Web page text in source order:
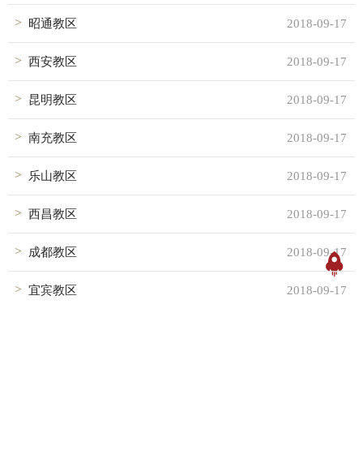
2018-09-17
昭通教区
2018-09-17
西安教区
2018-09-17
昆明教区
2018-09-17
南充教区
2018-09-17
乐山教区
2018-09-17
西昌教区
2018-09-17
成都教区
2018-09-17
宜宾教区